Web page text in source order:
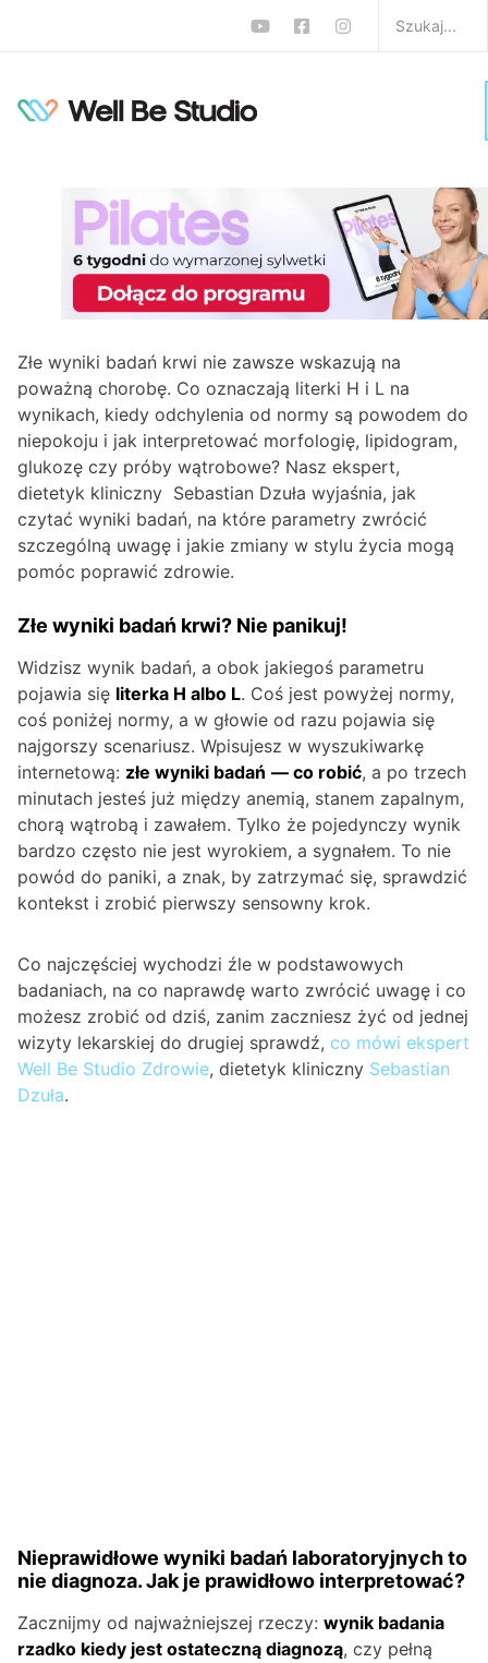
Wyniki badań krwi
Ekspert podpowiada, co
robić
Zdrowie Sebastian Dzuła 0 komentarzy
Złe wyniki badań krwi nie zawsze wskazują na
poważną chorobę. Co oznaczają literki H i L na
wynikach, kiedy odchylenia od normy są powodem do
niepokoju i jak interpretować morfologię, lipidogram,
glukozę czy próby wątrobowe? Nasz ekspert,
dietetyk kliniczny Sebastian Dzuła wyjaśnia, jak
czytać wyniki badań, na które parametry zwrócić
szczególną uwagę i jakie zmiany w stylu życia mogą
pomóc poprawić zdrowie.
Złe wyniki badań krwi? Nie panikuj!
Widzisz wynik badań, a obok jakiegoś parametru
pojawia się literka H albo L. Coś jest powyżej normy,
coś poniżej normy, a w głowie od razu pojawia się
najgorszy scenariusz. Wpisujesz w wyszukiwarkę
internetową: złe wyniki badań — co robić, a po trzech
minutach jesteś już między anemią, stanem zapalnym,
chorą wątrobą i zawałem. Tylko że pojedynczy wynik
bardzo często nie jest wyrokiem, a sygnałem. To nie
powód do paniki, a znak, by zatrzymać się, sprawdzić
kontekst i zrobić pierwszy sensowny krok.
Co najczęściej wychodzi źle w podstawowych
badaniach, na co naprawdę warto zwrócić uwagę i co
możesz zrobić od dziś, zanim zaczniesz żyć od jednej
wizyty lekarskiej do drugiej sprawdź, co mówi ekspert
Well Be Studio Zdrowie, dietetyk kliniczny Sebastian
Dzuła.
Nieprawidłowe wyniki badań laboratoryjnych to
nie diagnoza. Jak je prawidłowo interpretować?
Zacznijmy od najważniejszej rzeczy: wynik badania
rzadko kiedy jest ostateczną diagnozą, czy pełną